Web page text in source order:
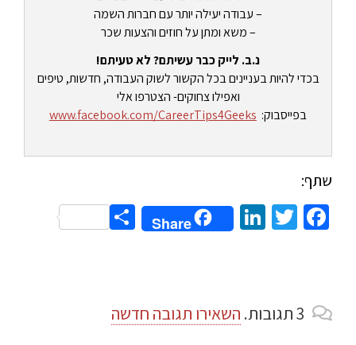
– עבודה יעילה יותר עם חברות השמה
– משא ומתן על חוזים והצעות שכר
נ.ב. לייק כבר עשיתם? לא טעיתם!
בכדי להיות בעניינים בכל הקשור לשוק העבודה, חדשות, טיפים
ואפילו צחוקים- הצטרפו אלי
בפייסבוק: www.facebook.com/CareerTips4Geeks
שתף:
Facebook
Twitter
LinkedIn
Share
Share
3תגובות. השאירו תגובה חדשה